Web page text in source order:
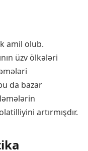
amil olub.
üzv ölkələri
da bazar
artırmışdır.